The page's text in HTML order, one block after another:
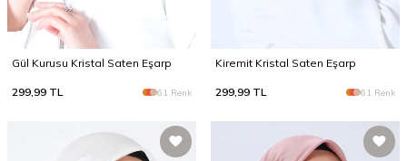
Gül Kurusu Kristal Saten Eşarp
299,99 TL 61 Renk
Kiremit Kristal Saten Eşarp
299,99 TL 61 Renk